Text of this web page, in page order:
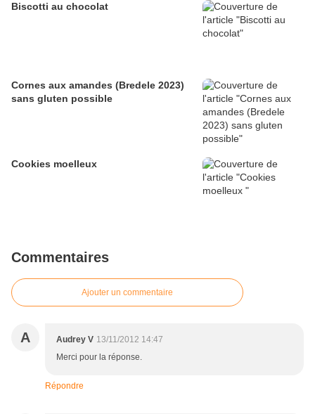
Biscotti au chocolat
Cornes aux amandes (Bredele 2023)
sans gluten possible
Cookies moelleux
Commentaires
Ajouter un commentaire
A Audrey V 13/11/2012 14:47
Merci pour la réponse.
Répondre